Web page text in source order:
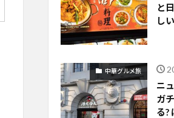
と
し
中華グルメ旅
ニ
ガ
る?